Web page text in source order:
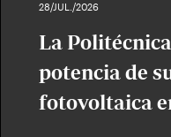
28/JUL./2026
La
potencia de
fotovoltaica